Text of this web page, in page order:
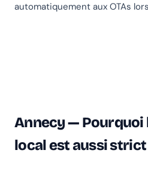
automatiquement aux OTAs
Annecy — Pourquoi
local est aussi strict